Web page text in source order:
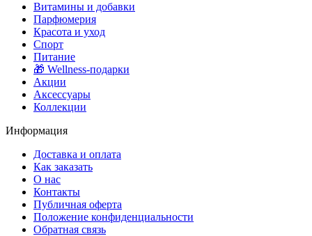
Витамины и добавки
Парфюмерия
Красота и уход
Спорт
Питание
🎁 Wellness-подарки
Акции
Аксессуары
Коллекции
Информация
Доставка и оплата
Как заказать
О нас
Контакты
Публичная оферта
Положение конфиденциальности
Обратная связь